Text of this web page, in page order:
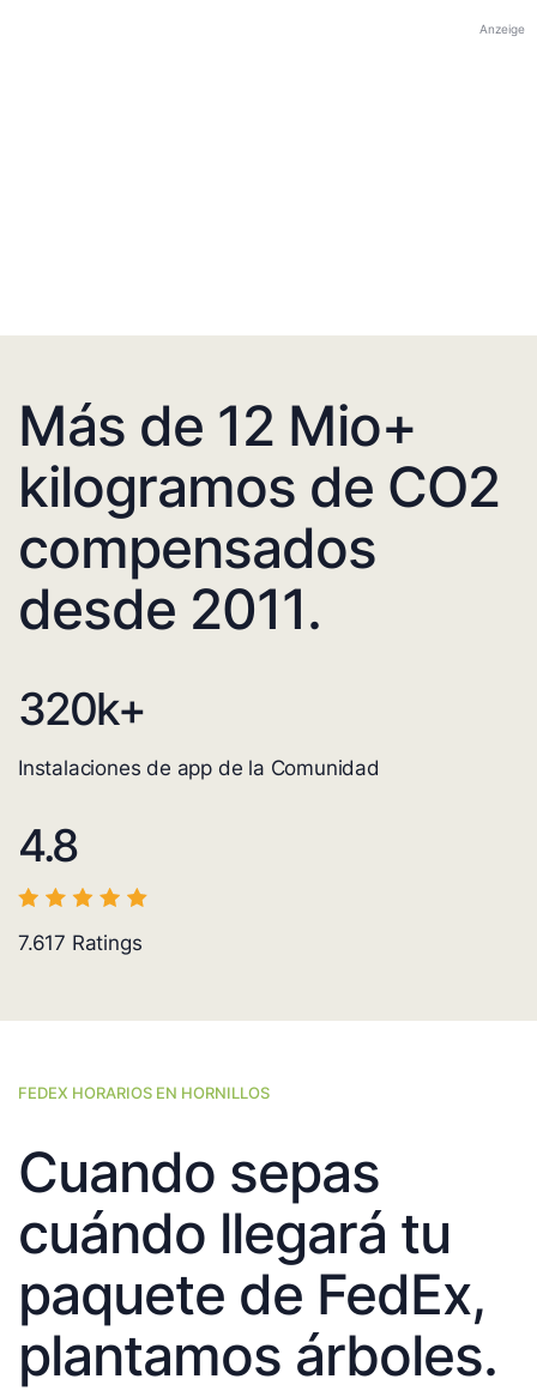
Anzeige
Más de 12 Mio+
kilogramos de CO2
compensados
desde 2011.
320k+
Instalaciones de app de la Comunidad
4.8
7.617 Ratings
FEDEX HORARIOS EN HORNILLOS
Cuando sepas
cuándo llegará tu
paquete de FedEx,
plantamos árboles.